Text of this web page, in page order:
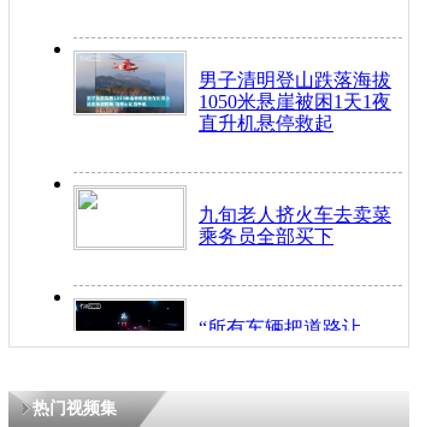
男子清明登山跌落海拔
1050米悬崖被困1天1夜
直升机悬停救起
九旬老人挤火车去卖菜
乘务员全部买下
“所有车辆把道路让
开！”儿童突发疾病交
热门视频集